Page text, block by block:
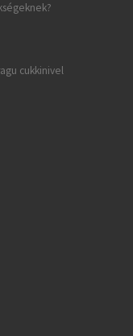
cukkinivel